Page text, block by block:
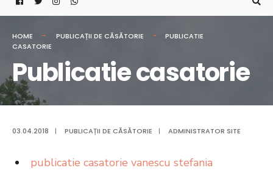
HOME PUBLICAȚII DE CĂSĂTORIE
PUBLICATIE
CASATORIE
Publicatie casatorie
03.04.2018 | PUBLICAȚII DE CĂSĂTORIE | ADMINISTRATOR SITE
publicatie casatorie vanescu stefania